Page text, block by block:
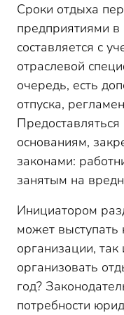
Сроки отдыха
предприятиями в
составляется с
отраслевой
очередь, есть
отпуска,
основаниям,
законами:
занятым на
Инициатором
может выступать
организации,
организовать
год?
потребности